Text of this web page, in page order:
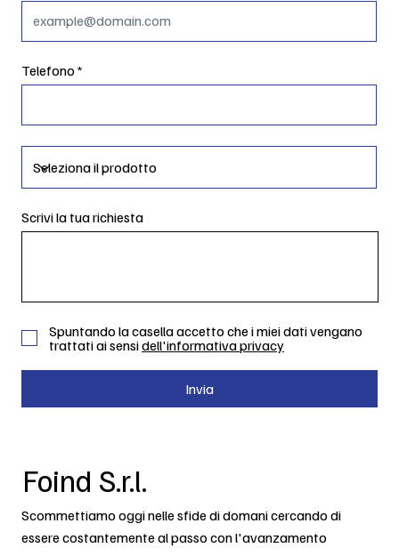
Telefono
Scrivi la tua richiesta
Spuntando la casella accetto che i miei dati vengano
trattati ai sensidell'informativa privacy
Invia
Foind S.r.l.
Scommettiamo oggi nelle sfide di domani cercando di
essere costantemente al passo con l'avanzamento